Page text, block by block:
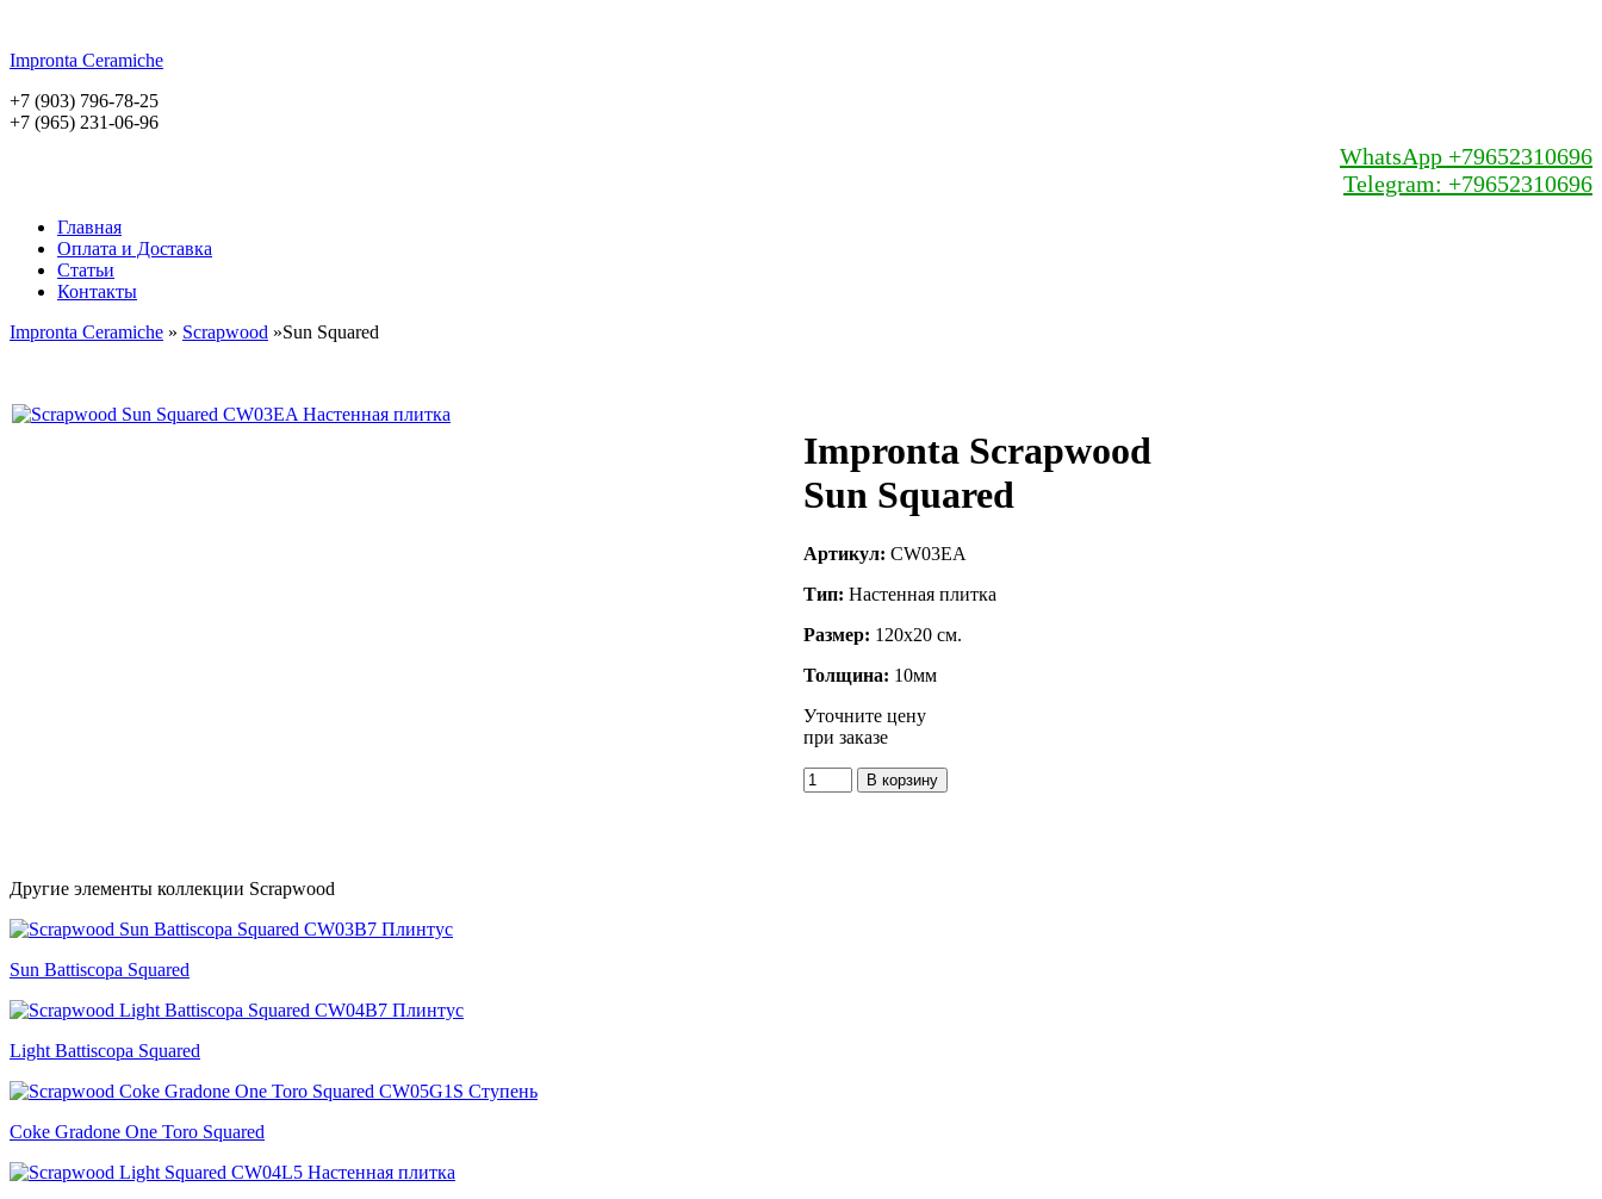
Impronta Ceramiche
+7 (903) 796-78-25
+7 (965) 231-06-96
WhatsApp +79652310696
Telegram: +79652310696
Главная
Оплата и Доставка
Статьи
Контакты
Impronta Ceramiche » Scrapwood »Sun Squared
Impronta Scrapwood
Sun Squared
Артикул: CW03EA
Тип: Настенная плитка
Размер: 120x20 см.
Толщина: 10мм
Уточните цену
при заказе
Другие элементы коллекции Scrapwood
Sun Battiscopa Squared
Light Battiscopa Squared
Coke Gradone One Toro Squared